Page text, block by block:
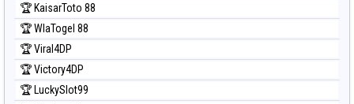
Prediksi Sydney Pools 6d
Prediksi Taipei
Prediksi Taiwan
🏆 KaisarToto 88
🏆 WlaTogel 88
🏆 Viral4DP
🏆 Victory4DP
🏆 LuckySlot99